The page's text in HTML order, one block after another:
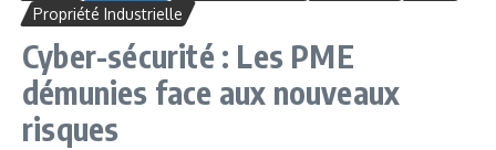
Propriété Industrielle
Cyber-sécurité : Les PME
démunies face aux nouveaux
risques